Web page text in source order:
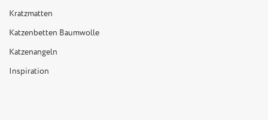
Kratzmatten
Katzenbetten Baumwolle
Katzenangeln
Inspiration